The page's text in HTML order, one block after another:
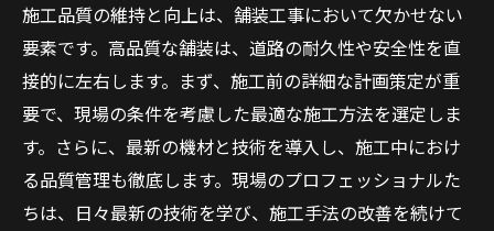
施工品質の維持と向上は、舗装工事において欠かせない
要素です。高品質な舗装は、道路の耐久性や安全性を直
接的に左右します。まず、施工前の詳細な計画策定が重
要で、現場の条件を考慮した最適な施工方法を選定しま
す。さらに、最新の機材と技術を導入し、施工中におけ
る品質管理も徹底します。現場のプロフェッショナルた
ちは、日々最新の技術を学び、施工手法の改善を続けて